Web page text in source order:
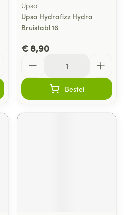
Upsa
Upsa Hydrafizz Hydra
Bruistabl 16
€ 8,90
Bestel